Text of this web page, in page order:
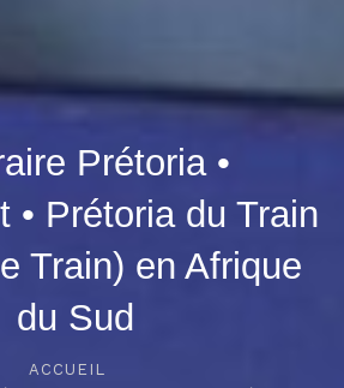
Prétoria •
• Prétoria du Train
Train) en Afrique
du Sud
ACCUEIL